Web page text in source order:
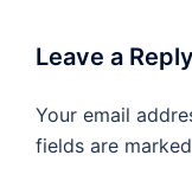
Leave a Reply
Your email
fields are marked